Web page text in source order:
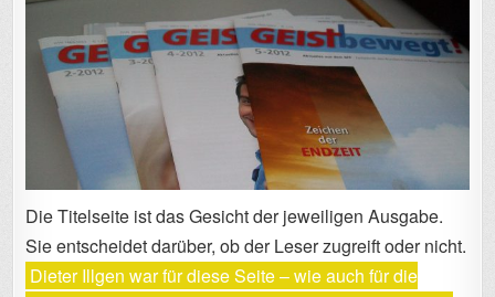
Die Titelseite ist das Gesicht der jeweiligen Ausgabe.
Sie entscheidet darüber, ob der Leser zugreift oder nicht.
Dieter Illgen war für diese Seite – wie auch für die